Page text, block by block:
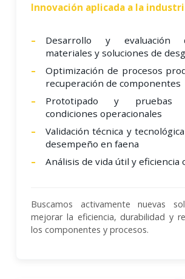
Innovación aplicada a la
Desarrollo y evaluación
materiales y soluciones de
Optimización de procesos
recuperación de componentes
Prototipado y
condiciones operacionales
Validación técnica y
desempeño en faena
Análisis de vida útil y eficiencia
Buscamos activamente nuevas
mejorar la eficiencia, durabilidad y
los componentes y procesos.